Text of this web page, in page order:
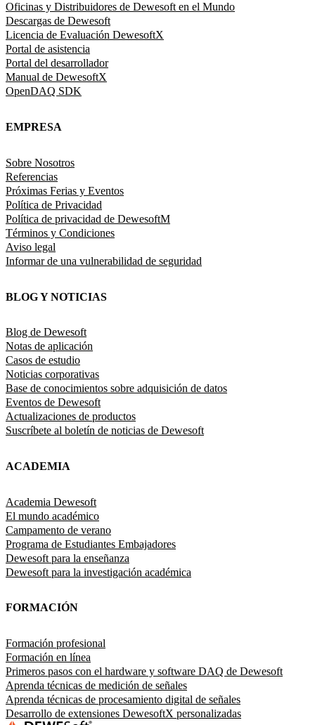
Oficinas y Distribuidores de Dewesoft en el Mundo
Descargas de Dewesoft
Licencia de Evaluación DewesoftX
Portal de asistencia
Portal del desarrollador
Manual de DewesoftX
OpenDAQ SDK
EMPRESA
Sobre Nosotros
Referencias
Próximas Ferias y Eventos
Política de Privacidad
Política de privacidad de DewesoftM
Términos y Condiciones
Aviso legal
Informar de una vulnerabilidad de seguridad
BLOG Y NOTICIAS
Blog de Dewesoft
Notas de aplicación
Casos de estudio
Noticias corporativas
Base de conocimientos sobre adquisición de datos
Eventos de Dewesoft
Actualizaciones de productos
Suscríbete al boletín de noticias de Dewesoft
ACADEMIA
Academia Dewesoft
El mundo académico
Campamento de verano
Programa de Estudiantes Embajadores
Dewesoft para la enseñanza
Dewesoft para la investigación académica
FORMACIÓN
Formación profesional
Formación en línea
Primeros pasos con el hardware y software DAQ de Dewesoft
Aprenda técnicas de medición de señales
Aprenda técnicas de procesamiento digital de señales
Desarrollo de extensiones DewesoftX personalizadas